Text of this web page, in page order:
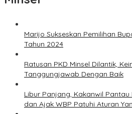
Marijo Sukseskan Pemilihan
Tahun 2024
Ratusan PKD Minsel Dilantik,
Tanggungjawab Dengan Baik
Libur Panjang, Kakanwil
dan Ajak WBP Patuhi Aturan